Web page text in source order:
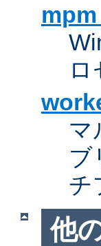
マ
ブ
チ
他